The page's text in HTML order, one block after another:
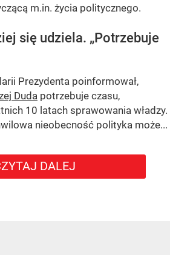
m.in. życia politycznego.
się udziela. „Potrzebuje
Prezydenta poinformował,
Duda potrzebuje czasu,
10 latach sprawowania władzy.
nieobecność polityka może...
DALEJ